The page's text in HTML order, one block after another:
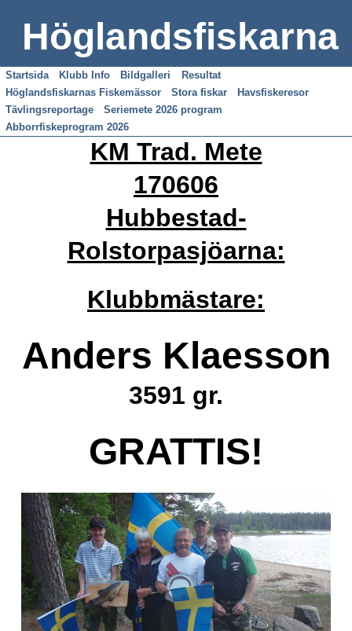
Höglandsfiskarna
Startsida Klubb Info Bildgalleri
Resultat
Höglandsfiskarnas Fiskemässor
Stora fiskar
Havsfiskeresor
Tävlingsreportage
Seriemete 2026 program
Abborrfiskeprogram 2026
KM Trad. Mete
170606
Hubbestad-
Rolstorpasjöarna:
Klubbmästare:
Anders Klaesson
3591 gr.
GRATTIS!